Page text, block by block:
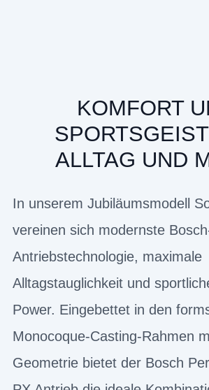
KOMFORT
ALLTAG UND
In unserem Jubiläumsmodell
vereinen sich modernste
Antriebstechnologie, maximale
Alltagstauglichkeit und
Power. Eingebettet in den
Monocoque-Casting-Rahmen
Geometrie bietet der Bosch